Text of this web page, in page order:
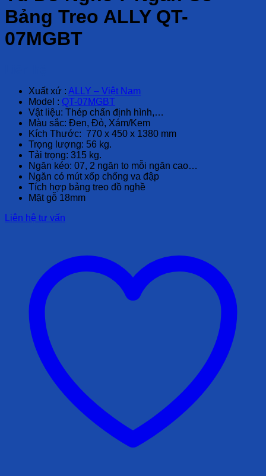
Bảng Treo ALLY QT-
07MGBT
Xuất xứ : ALLY – Việt Nam
Model : QT-07MGBT
Vật liệu: Thép chấn định hình,…
Màu sắc: Đen, Đỏ, Xám/Kem
Kích Thước: 770 x 450 x 1380 mm
Trọng lượng: 56 kg.
Tải trọng: 315 kg.
Ngăn kéo: 07, 2 ngăn to mỗi ngăn cao…
Ngăn có mút xốp chống va đập
Tích hợp bảng treo đồ nghề
Mặt gỗ 18mm
Liên hệ tư vấn